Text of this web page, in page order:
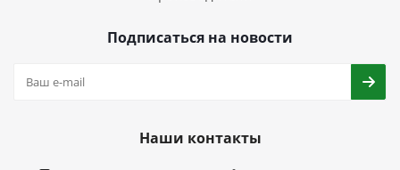
Подписаться на новости
Наши контакты